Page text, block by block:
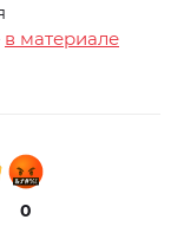
в материале
0